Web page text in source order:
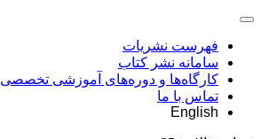
فهرست نشریات
سامانه نشر کتاب
کارگاه‌ها و دوره‌های آموزشی تخصصی
تماس با ما
English